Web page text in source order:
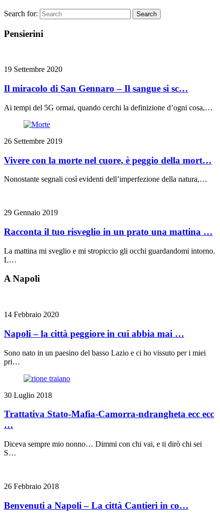
Search for: Search
Pensierini
19 Settembre 2020
Il miracolo di San Gennaro – Il sangue si sc…
Ai tempi del 5G ormai, quando cerchi la definizione d’ogni cosa,…
26 Settembre 2019
Vivere con la morte nel cuore, è peggio della mort…
Nonostante segnali così evidenti dell’imperfezione della natura,…
29 Gennaio 2019
Racconta il tuo risveglio in un prato una mattina …
La mattina mi sveglio e mi stropiccio gli occhi guardandomi intorno.
L…
A Napoli
14 Febbraio 2020
Napoli – la città peggiore in cui abbia mai …
Sono nato in un paesino del basso Lazio e ci ho vissuto per i miei
pri…
30 Luglio 2018
Trattativa Stato-Mafia-Camorra-ndrangheta ecc ecc
…
Diceva sempre mio nonno… Dimmi con chi vai, e ti dirò chi sei
S…
26 Febbraio 2018
Benvenuti a Napoli – La città Cantieri in co…